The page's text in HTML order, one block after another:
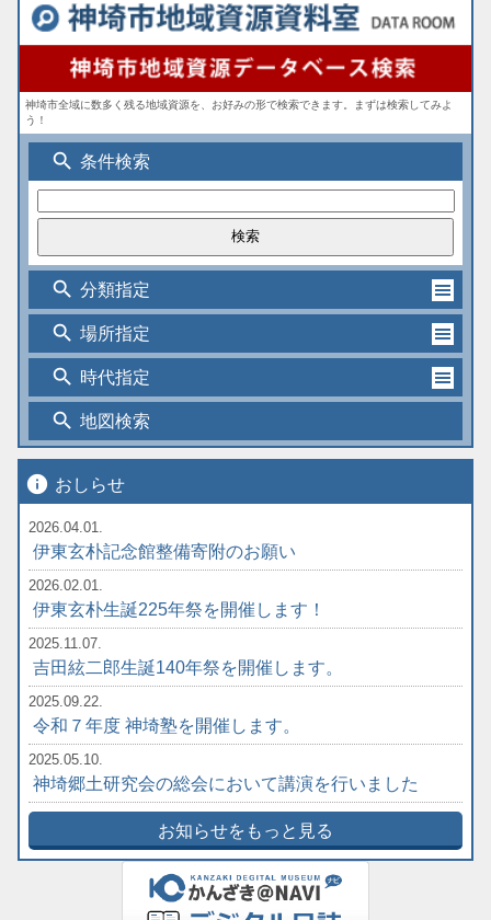
神埼市全域に数多く残る地域資源を、お好みの形で検索できます。まずは検索してみよ
う！
search 条件検索
search 分類指定
search 場所指定
search 時代指定
search 地図検索
info おしらせ
2026.04.01.
伊東玄朴記念館整備寄附のお願い
2026.02.01.
伊東玄朴生誕225年祭を開催します！
2025.11.07.
吉田絃二郎生誕140年祭を開催します。
2025.09.22.
令和７年度 神埼塾を開催します。
2025.05.10.
神埼郷土研究会の総会において講演を行いました
お知らせをもっと見る